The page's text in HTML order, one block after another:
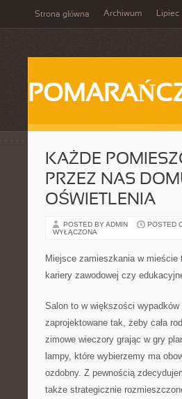
Strona główna Archiwum Lipiec
KAŻDE
PRZEZ NAS
OŚWIETLENIA
POSTED BY ADMIN POSTED
WYŁĄCZONA
Miejsce zamieszkania w mieście
kariery zawodowej czy
Salon to w większości
zaprojektowane tak, żeby cała
zimowe wieczory grając w gry
lampy, które wybierzemy ma
ozdobny. Z pewnością
także strategicznie